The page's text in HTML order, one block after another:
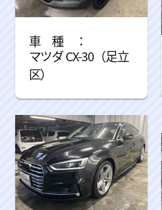
マツダ CX-30（足立
区）